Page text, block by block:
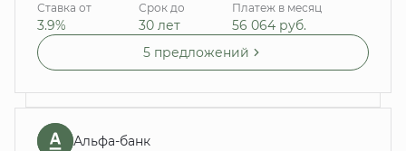
Ставка от
3.9%
Срок до
30 лет
Платеж в месяц
56 064 руб.
5 предложений
Альфа-банк